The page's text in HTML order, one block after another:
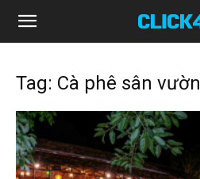
Click49
Tag: Cà phê sân vườn